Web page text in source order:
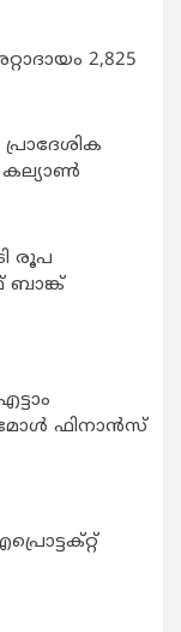
2,825
രൂപ
ബാങ്ക്
ഫിനാൻസ്